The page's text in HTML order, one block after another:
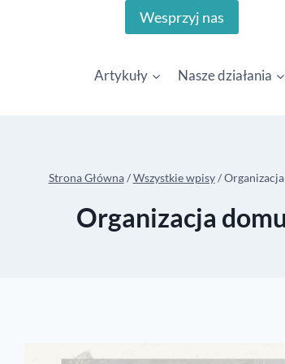
Wesprzyj nas
Artykuły Nasze działania
Strona Główna / Wszystkie wpisy /
Organizacja domu